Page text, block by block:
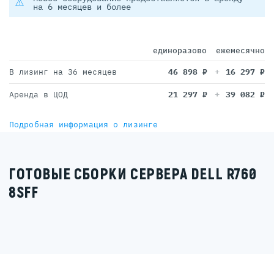
на 6 месяцев и более
единоразово ежемесячно
В лизинг на 36 месяцев 46 898 ₽ 16 297 ₽
Аренда в ЦОД 21 297 ₽ 39 082 ₽
Подробная информация о лизинге
ГОТОВЫЕ СБОРКИ СЕРВЕРА DELL R760
8SFF